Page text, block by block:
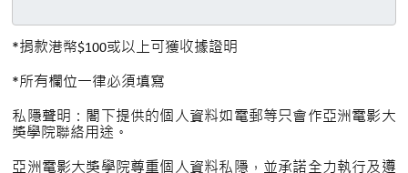
*捐款港幣$100或以上可獲收據證明
*所有欄位一律必須填寫
私隱聲明：閣下提供的個人資料如電郵等只會作亞洲電影大
獎學院聯絡用途。
亞洲電影大獎學院尊重個人資料私隱，並承諾全力執行及遵